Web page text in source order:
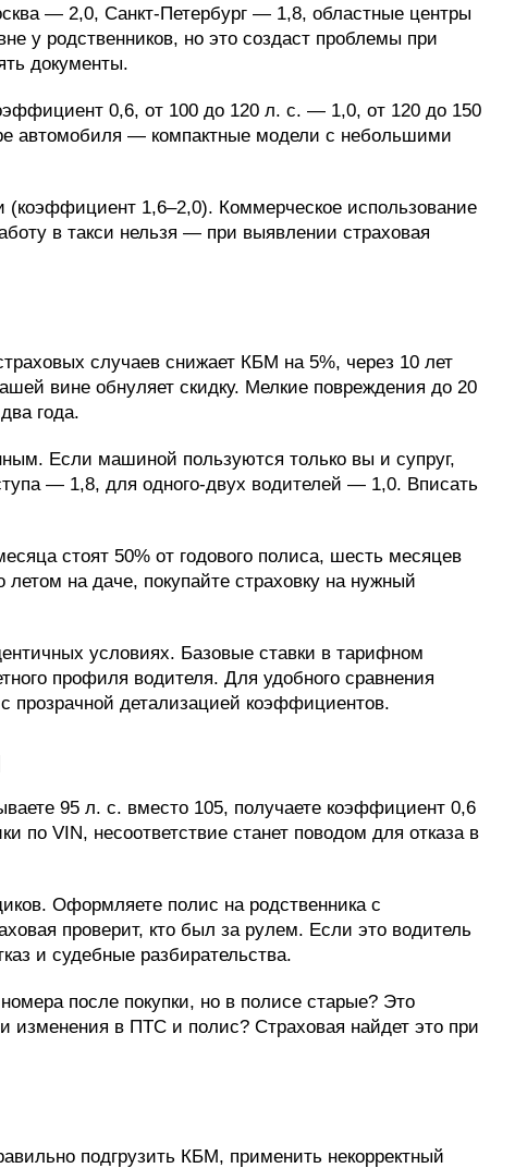
— 2,0, Санкт-Петербург — 1,8, областные центры
у родственников, но это создаст проблемы при
документы.
0,6, от 100 до 120 л. с. — 1,0, от 120 до 150
автомобиля — компактные модели с небольшими
1,6–2,0). Коммерческое использование
в такси нельзя — при выявлении страховая
случаев снижает КБМ на 5%, через 10 лет
вине обнуляет скидку. Мелкие повреждения до 20
года.
Если машиной пользуются только вы и супруг,
— 1,8, для одного-двух водителей — 1,0. Вписать
стоят 50% от годового полиса, шесть месяцев
на даче, покупайте страховку на нужный
условиях. Базовые ставки в тарифном
профиля водителя. Для удобного сравнения
прозрачной детализацией коэффициентов.
95 л. с. вместо 105, получаете коэффициент 0,6
по VIN, несоответствие станет поводом для отказа в
Оформляете полис на родственника с
проверит, кто был за рулем. Если это водитель
и судебные разбирательства.
после покупки, но в полисе старые? Это
изменения в ПТС и полис? Страховая найдет это при
подгрузить КБМ, применить некорректный